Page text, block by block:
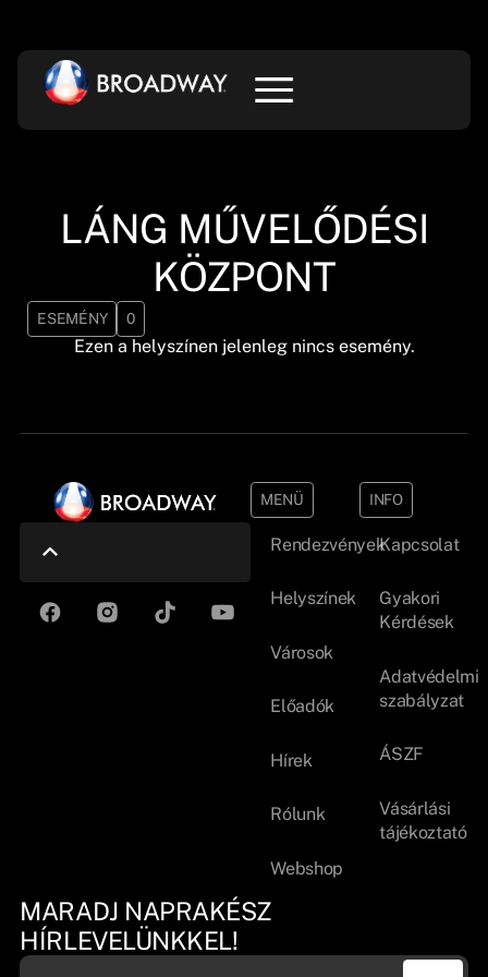
LÁNG MŰVELŐDÉSI
KÖZPONT
ESEMÉNY 0
Ezen a helyszínen jelenleg nincs esemény.
MENÜ
Rendezvények
Helyszínek
Városok
Előadók
Hírek
Rólunk
Webshop
INFO
Kapcsolat
Gyakori
Kérdések
Adatvédelmi
szabályzat
ÁSZF
Vásárlási
tájékoztató
MARADJ NAPRAKÉSZ
HÍRLEVELÜNKKEL!